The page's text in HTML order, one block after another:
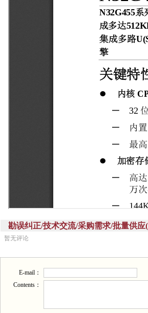
勘误纠正/技术交流/采购需求/批量供应
暂无评论
E-mail：
Contents：